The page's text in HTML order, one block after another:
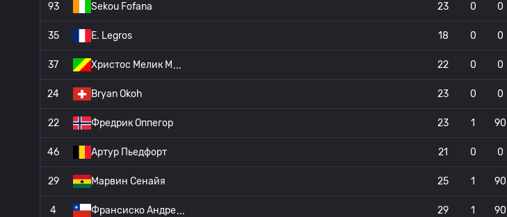
93 Sekou Fofana 23 0 0
35 E. Legros 18 0 0
37 Христос Мелик М 22 0 0
24 Bryan Okoh 23 0 0
22 Фредрик Оппегор 23 1 90
46 Артур Пьедфорт 21 0 0
29 Марвин Сенайя 25 1 90
4 Франсиско Андре 29 1 90